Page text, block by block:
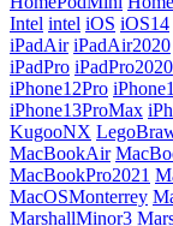
Intel intel iOS iOS14
iPadAir iPadAir2020
iPadPro iPadPro2020
iPhone12Pro
iPhone13ProMax
KugooNX
MacBookAir
MacBookPro2021
MacOSMonterrey
MarshallMinor3